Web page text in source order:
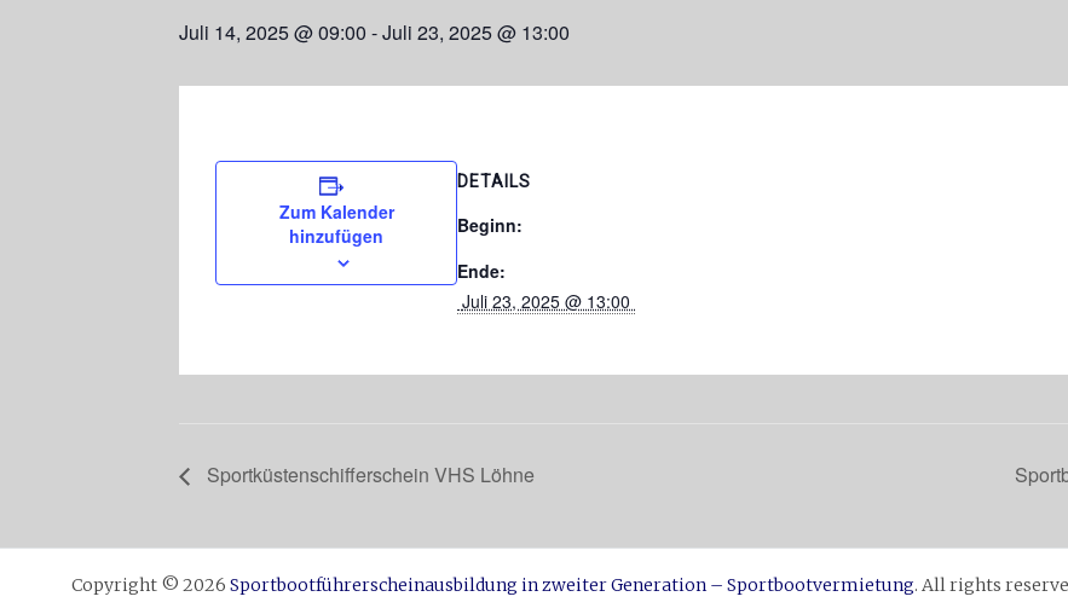
Juli 14, 2025 @ 09:00 -Juli 23, 2025 @ 13:00
Zum Kalender
hinzufügen
DETAILS
Beginn:
Ende:
Juli 23, 2025 @ 13:00
Sportküstenschifferschein VHS Löhne
Copyright © 2026 Sportbootführerscheinausbildung in zweiter Generation – Sportbootvermietung. All rights